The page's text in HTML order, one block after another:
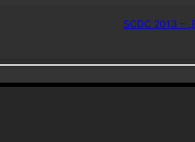
SCDC 2013 –